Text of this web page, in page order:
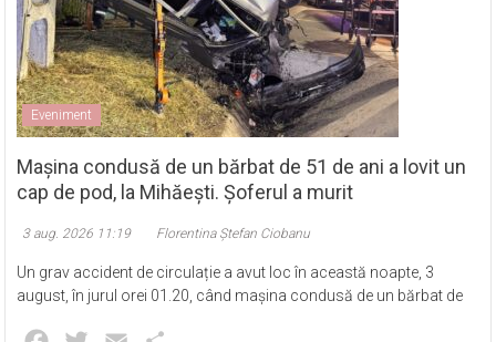
Eveniment
Mașina condusă de un bărbat de 51 de ani a lovit un
cap de pod, la Mihăești. Șoferul a murit
3 aug. 2026 11:19 Florentina Ștefan Ciobanu
Un grav accident de circulație a avut loc în această noapte, 3
august, în jurul orei 01.20, când mașina condusă de un bărbat de